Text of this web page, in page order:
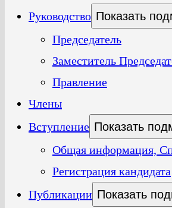
Руководство Показать
Председатель
Заместитель
Правление
Члены
Вступление Показать
Общая информация,
Регистрация кандидата
Публикации Показать